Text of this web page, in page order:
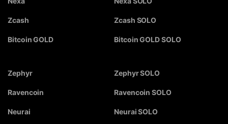
Zcash
Bitcoin GOLD
Zcash SOLO
Bitcoin GOLD SOLO
Zephyr
Ravencoin
Neurai
Zephyr SOLO
Ravencoin SOLO
Neurai SOLO